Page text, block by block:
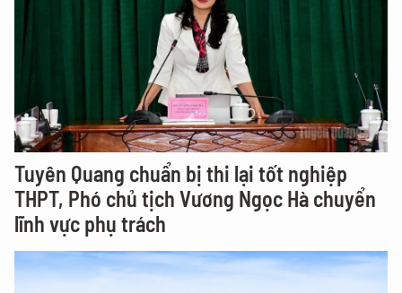
Tuyên Quang chuẩn bị thi lại tốt nghiệp
THPT, Phó chủ tịch Vương Ngọc Hà chuyển
lĩnh vực phụ trách